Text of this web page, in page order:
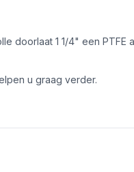
doorlaat 1 1/4" een PTFE
u graag verder.